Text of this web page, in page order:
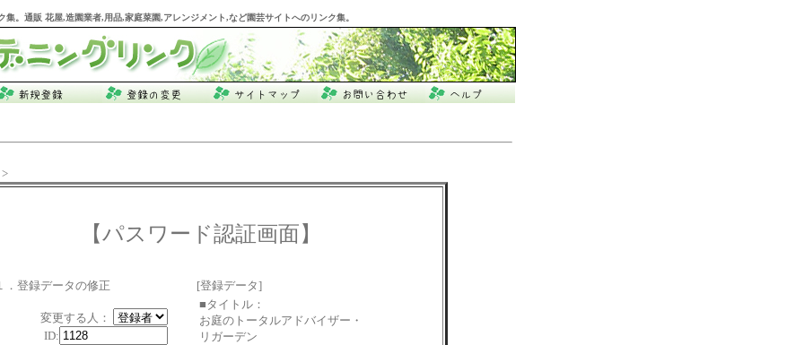
集。通販 花屋,造園業者,用品,家庭菜園,アレンジメント,など園芸サイトへのリンク集。
【パスワード認証画面】
．登録データの修正
変更する人：
ID:
[登録データ]
■タイトル：
お庭のトータルアドバイザー・
リガーデン